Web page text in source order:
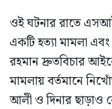
ওই ঘটনার রাতে
একটি হত্যা মামলা
রহমান দ্রুতবিচার
মামলায় বর্তমানে
আলী ও দিনার